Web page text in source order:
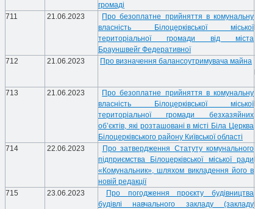
громаді
711 21.06.2023
Про безоплатне прийняття в комунальну
власність Білоцерківської міської
територіальної громади від міста
Брауншвейг Федеративної
712 21.06.2023 Про визначення балансоутримувача майна
713 21.06.2023
Про безоплатне прийняття в комунальну
власність Білоцерківської міської
територіальної громади безхазяйних
об’єктів, які розташовані в місті Біла Церква
Білоцерківського району Київської області
714 22.06.2023
Про затвердження Статуту комунального
підприємства Білоцерківської міської ради
«Комунальник», шляхом викладення його в
новій редакції
715 23.06.2023
Про погодження проєкту будівництва
будівлі навчального закладу (закладу